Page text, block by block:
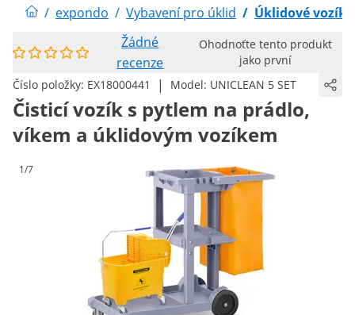
/ expondo / Vybavení pro úklid / Úklidové vozíky
Žádné
recenze
Ohodnoťte tento produkt
jako první
Číslo položky: EX18000441 | Model: UNICLEAN 5 SET
Čisticí vozík s pytlem na prádlo,
víkem a úklidovým vozíkem
1/7